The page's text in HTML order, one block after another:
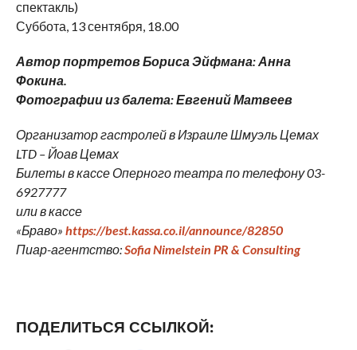
спектакль)
Суббота, 13 сентября, 18.00
Автор портретов Бориса Эйфмана: Анна
Фокина.
Фотографии из балета: Евгений Матвеев
Организатор гастролей в Израиле Шмуэль Цемах
LTD – Йоав Цемах
Билеты в кассе Оперного театра по телефону 03-
6927777
или в кассе
«Браво» https://best.kassa.co.il/announce/82850
Пиар-агентство:Sofia Nimelstein PR & Consulting
ПОДЕЛИТЬСЯ ССЫЛКОЙ: